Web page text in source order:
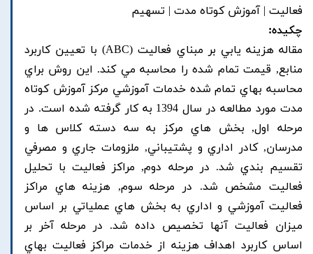
فعاليت | آموزش کوتاه مدت | تسهيم
چکیده:
مقاله هزينه يابي بر مبناي فعاليت (ABC) با تعيين کاربرد
منابع, قيمت تمام شده را محاسبه مي کند. اين روش براي
محاسبه بهاي تمام شده خدمات آموزشي مرکز آموزش کوتاه
مدت مورد مطالعه در سال 1394 به کار گرفته شده است. در
مرحله اول, بخش هاي مرکز به سه دسته کلاس ها و
مدرسان, کادر اداري و پشتيباني, ملزومات جاري و مصرفي
تقسيم بندي شد. در مرحله دوم, مراکز فعاليت با تحليل
فعاليت مشخص شد. در مرحله سوم, هزينه هاي مراکز
فعاليت آموزشي و اداري به بخش هاي عملياتي بر اساس
ميزان فعاليت آنها تخصيص داده شد. در مرحله آخر بر
اساس کاربرد اهداف هزينه از خدمات مراکز فعاليت بهاي